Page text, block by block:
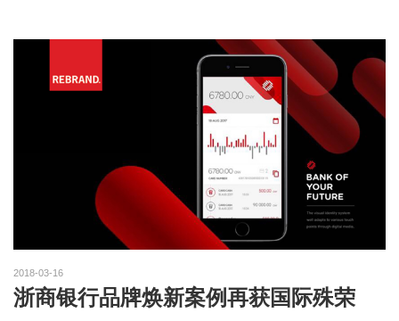
2018-03-16
浙商银行品牌焕新案例再获国际殊荣